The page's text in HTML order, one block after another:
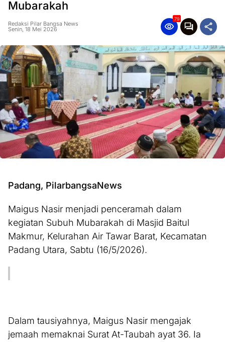
Mubarakah
Redaksi Pilar Bangsa News
Senin, 18 Mei 2026
79
Padang, PilarbangsaNews
Maigus Nasir menjadi penceramah dalam
kegiatan Subuh Mubarakah di Masjid Baitul
Makmur, Kelurahan Air Tawar Barat, Kecamatan
Padang Utara, Sabtu (16/5/2026).
Dalam tausiyahnya, Maigus Nasir mengajak
jemaah memaknai Surat At-Taubah ayat 36. Ia